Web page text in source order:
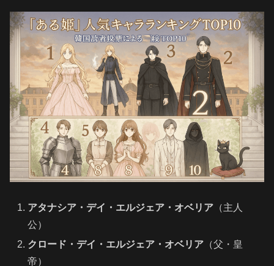
アタナシア・デイ・エルジェア・オベリア （主人
公）
クロード・デイ・エルジェア・オベリア （父・皇
帝）